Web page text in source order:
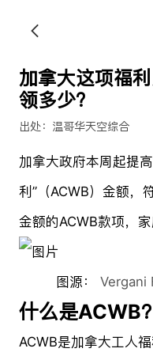
加拿大这项福
领多少？
出处：温哥华天空综合
加拿大政府本周起提
利”（ACWB）金额，
金额的ACWB款项，
图源： Vergani
什么是ACWB？
ACWB是加拿大工人